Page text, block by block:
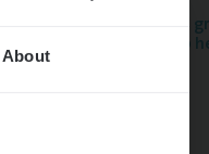
About
Thalia zoekt
games én op